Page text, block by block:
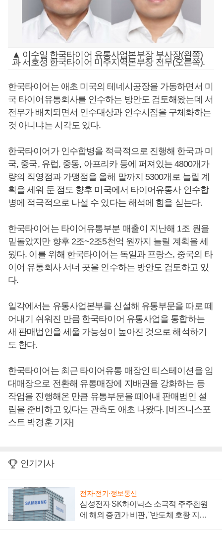
▲ 이수일 한국타이어 유통사업본부장 부사장(왼쪽)
과 서호성 한국타이어 미주지역본부장 전무(오른쪽).
한국타이어는 애초 미국의 테네시공장을 가동하면서 미
국 타이어유통회사를 인수하는 방안도 검토해왔는데 서
전무가 배치되면서 인수대상과 인수시점을 구체화하는
것 아니냐는 시각도 있다.
한국타이어가 인수합병을 적극적으로 진행해 한국과 미
국, 중국, 유럽, 중동, 아프리카 등에 퍼져있는 4800개가
량의 직영점과 가맹점을 올해 말까지 5300개로 늘릴 계
획을 세워 둔 점도 향후 미국에서 타이어유통사 인수합
병에 적극적으로 나설 수 있다는 해석에 힘을 싣는다.
한국타이어는 타이어유통부분 매출이 지난해 1조 원을
밑돌았지만 향후 2조~2조5천억 원까지 늘릴 계획을 세
웠다. 이를 위해 한국타이어는 독일과 프랑스, 중국의 타
이어 유통회사 서너 곳을 인수하는 방안도 검토하고 있
다.
일각에서는 유통사업본부를 신설해 유통부문을 따로 떼
어내기 쉬워진 만큼 한국타이어 유통사업을 통합하는
새 판매법인을 세울 가능성이 높아진 것으로 해석하기
도 한다.
한국타이어는 최근 타이어유통 매장인 티스테이션을 임
대매장으로 전환해 유통매장에 지배권을 강화하는 등
작업을 진행해온 만큼 유통부문을 떼어내 판매법인 설
립을 준비하고 있다는 관측도 애초 나왔다. [비즈니스포
스트 박경훈 기자]
인기기사
전자·전기·정보통신
삼성전자 SK하이닉스 소극적 주주환원
에 해외 증권가 비판, "반도체 호황 지속